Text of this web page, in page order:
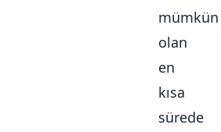
mümkün
olan
en
kısa
sürede